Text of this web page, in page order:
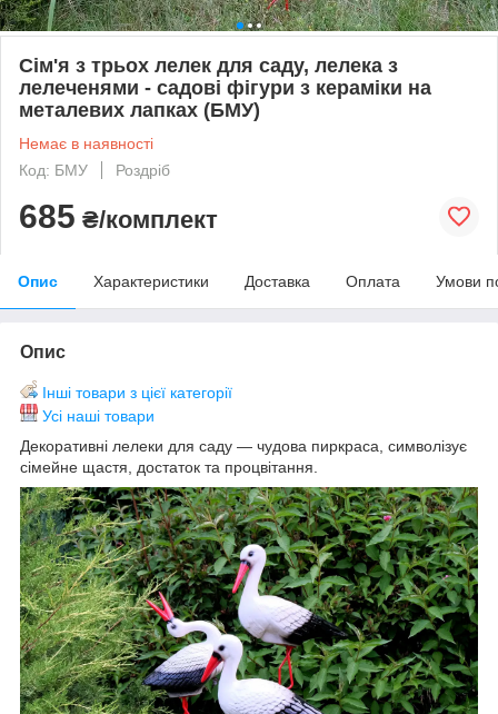
Сім'я з трьох лелек для саду, лелека з
лелеченями - садові фігури з кераміки на
металевих лапках (БМУ)
Немає в наявності
Код: БМУ
Роздріб
685 ₴/комплект
Опис Характеристики Доставка Оплата Умови
Опис
Інші товари з цієї категорії
Усі наші товари
Декоративні лелеки для саду — чудова пиркраса, символізує
сімейне щастя, достаток та процвітання.